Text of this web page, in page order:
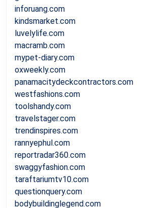
inforuang.com
kindsmarket.com
luvelylife.com
macramb.com
mypet-diary.com
oxweekly.com
panamacitydeckcontractors.com
westfashions.com
toolshandy.com
travelstager.com
trendinspires.com
rannyephul.com
reportradar360.com
swaggyfashion.com
taraftariumtv10.com
questionquery.com
bodybuildinglegend.com